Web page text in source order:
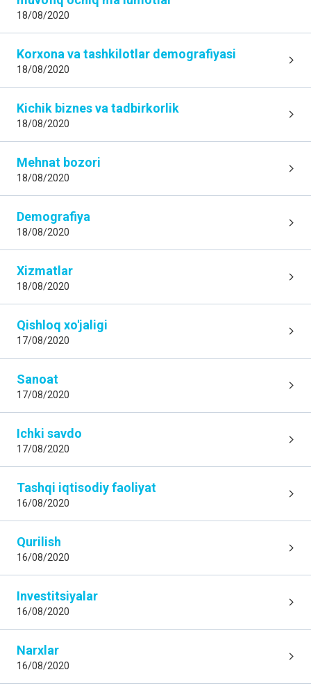
18/08/2020
Korxona va tashkilotlar demografiyasi
18/08/2020
Kichik biznes va tadbirkorlik
18/08/2020
Mehnat bozori
18/08/2020
Demografiya
18/08/2020
Xizmatlar
18/08/2020
Qishloq xo'jaligi
17/08/2020
Sanoat
17/08/2020
Ichki savdo
17/08/2020
Tashqi iqtisodiy faoliyat
16/08/2020
Qurilish
16/08/2020
Investitsiyalar
16/08/2020
Narxlar
16/08/2020